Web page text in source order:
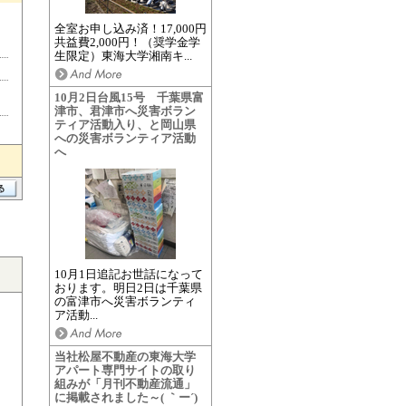
全室お申し込み済！17,000円
共益費2,000円！（奨学金学
生限定）東海大学湘南キ...
10月2日台風15号 千葉県富
津市、君津市へ災害ボラン
ティア活動入り、と岡山県
への災害ボランティア活動
へ
10月1日追記お世話になって
おります。明日2日は千葉県
の富津市へ災害ボランティ
ア活動...
当社松屋不動産の東海大学
アパート専門サイトの取り
組みが「月刊不動産流通」
に掲載されました～( ｀ー´)